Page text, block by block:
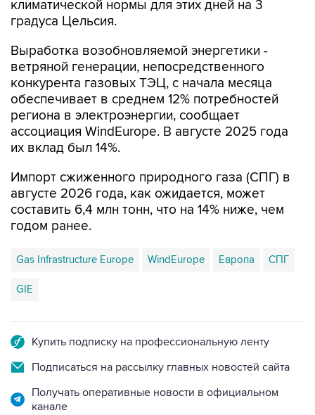
климатической нормы для этих дней на 3
градуса Цельсия.
Выработка возобновляемой энергетики -
ветряной генерации, непосредственного
конкурента газовых ТЭЦ, с начала месяца
обеспечивает в среднем 12% потребностей
региона в электроэнергии, сообщает
ассоциация WindEurope. В августе 2025 года
их вклад был 14%.
Импорт сжиженного природного газа (СПГ) в
августе 2026 года, как ожидается, может
составить 6,4 млн тонн, что на 14% ниже, чем
годом ранее.
Gas Infrastructure Europe WindEurope Европа СПГ
GIE
Купить подписку на профессиональную ленту
Подписаться на рассылку главных новостей сайта
Получать оперативные новости в официальном
канале